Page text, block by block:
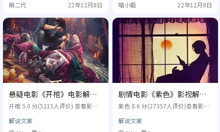
夫拉宾德拉纳特安... 类型: 剧情,喜
012 莎希（希里黛玉Sridevi饰）是
一名喜欢做拉杜球的印度家庭主…
萌二代 22年12月8日
娜玛丽亚玛琳卡,卡里托科塔,安塔多
地区: 英国,塞尔维亚,澳大利亚 年份:
20…
喵小姐 22年12月8日
悬疑电影《开棺》电影解说
文案/片源
开棺 5.0 分(5215人评价) 查看影评
导演: 成思毅 演员: 韩栋,姜超,王禛,
何中华,佟磊,周晓鸥 类型: 悬疑,惊悚
解说文案
剧情电影《紫色》影视解说
文案/片源
紫色 8.6 分(27357人评价)查看影评
olor Purple 导演: 史蒂文斯皮尔伯格
演员: 丹尼格洛弗,乌比戈德堡,玛格
解说文案